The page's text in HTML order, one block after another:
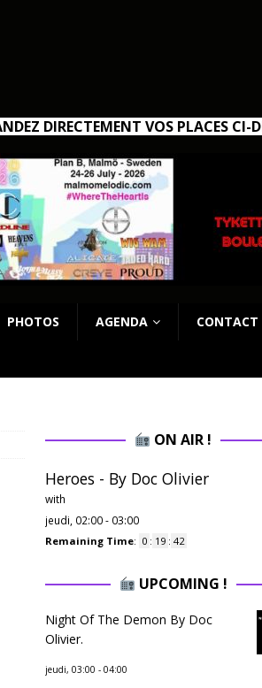
DIRECTEMENT VOS PLACES CI-
PHOTOS AGENDA CONTACT
ON AIR !
Heroes - By Doc Olivier
with
jeudi, 02:00 - 03:00
Remaining Time: 0 : 19 : 41
UPCOMING !
Night Of The Demon By Doc
Olivier.
jeudi, 03:00 - 04:00